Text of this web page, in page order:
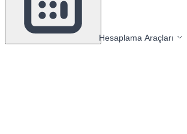
Hesaplama Araçları